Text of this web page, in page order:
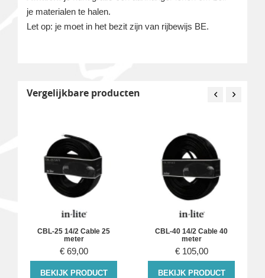
je materialen te halen.
Let op: je moet in het bezit zijn van rijbewijs BE.
Vergelijkbare producten
CBL-25 14/2 Cable 25
meter
€ 69,00
BEKIJK PRODUCT
CBL-40 14/2 Cable 40
meter
€ 105,00
BEKIJK PRODUCT